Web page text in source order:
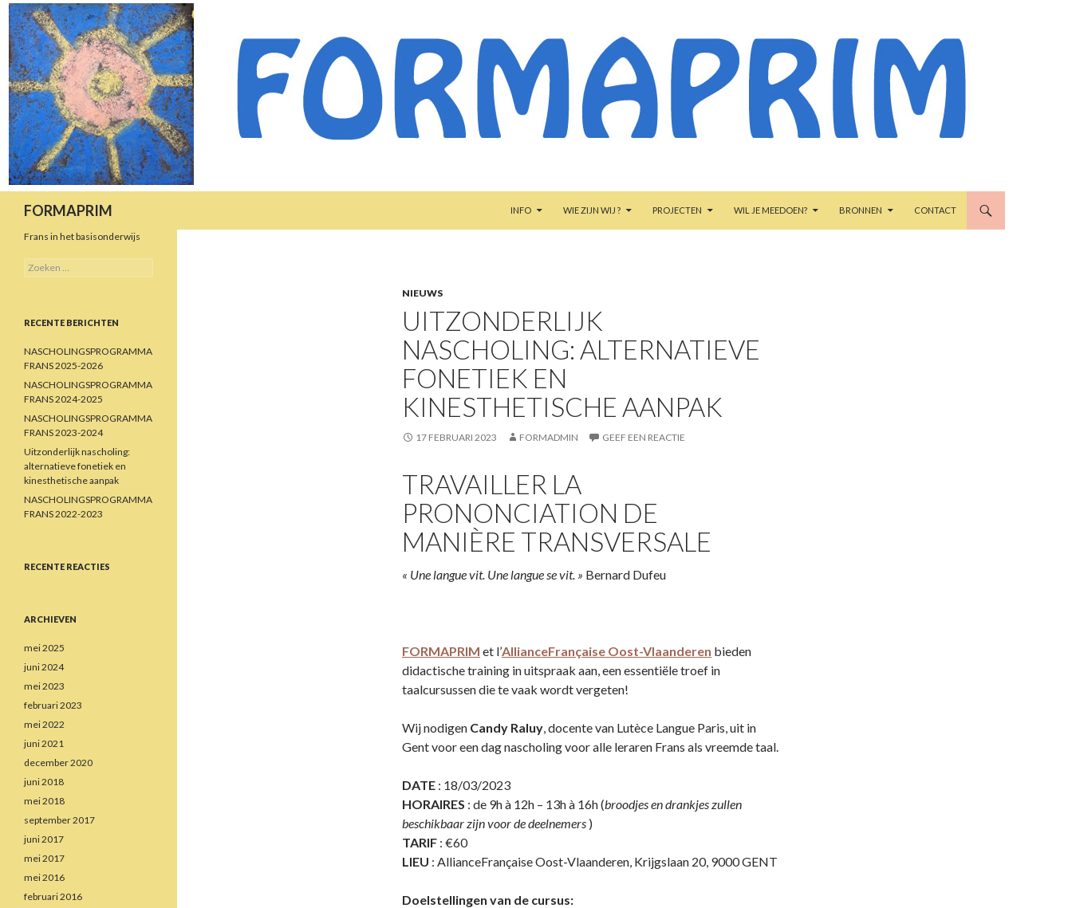
FORMAPRIM
INFO
WIE ZIJN WIJ ? PROJECTEN WIL JE MEEDOEN? BRONNEN CONTACT
NIEUWS
UITZONDERLIJK
NASCHOLING: ALTERNATIEVE
FONETIEK EN
KINESTHETISCHE AANPAK
17 FEBRUARI 2023 FORMADMIN GEEF EEN REACTIE
TRAVAILLER LA
PRONONCIATION DE
MANIÈRE TRANSVERSALE
« Une langue vit. Une langue se vit. » Bernard Dufeu
FORMAPRIM et l’AllianceFrançaise Oost-Vlaanderen bieden
didactische training in uitspraak aan, een essentiële troef in
taalcursussen die te vaak wordt vergeten!
Wij nodigen Candy Raluy, docente van Lutèce Langue Paris, uit in
Gent voor een dag nascholing voor alle leraren Frans als vreemde taal.
DATE : 18/03/2023
HORAIRES : de 9h à 12h – 13h à 16h (broodjes en drankjes zullen
beschikbaar zijn voor de deelnemers )
TARIF : €60
LIEU : AllianceFrançaise Oost-Vlaanderen, Krijgslaan 20, 9000 GENT
Doelstellingen van de cursus:
Frans in het basisonderwijs
Zoeken
naar:
RECENTE BERICHTEN
NASCHOLINGSPROGRAMMA
FRANS 2025-2026
NASCHOLINGSPROGRAMMA
FRANS 2024-2025
NASCHOLINGSPROGRAMMA
FRANS 2023-2024
Uitzonderlijk nascholing:
alternatieve fonetiek en
kinesthetische aanpak
NASCHOLINGSPROGRAMMA
FRANS 2022-2023
RECENTE REACTIES
ARCHIEVEN
mei 2025
juni 2024
mei 2023
februari 2023
mei 2022
juni 2021
december 2020
juni 2018
mei 2018
september 2017
juni 2017
mei 2017
mei 2016
februari 2016